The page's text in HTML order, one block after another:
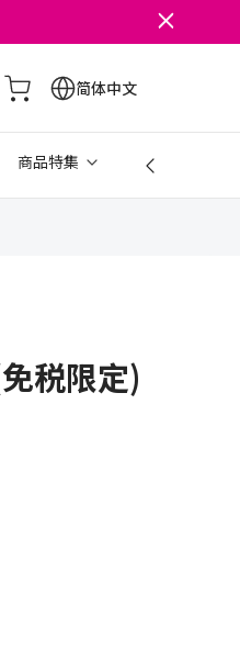
简体中文
商品特集
税限定)